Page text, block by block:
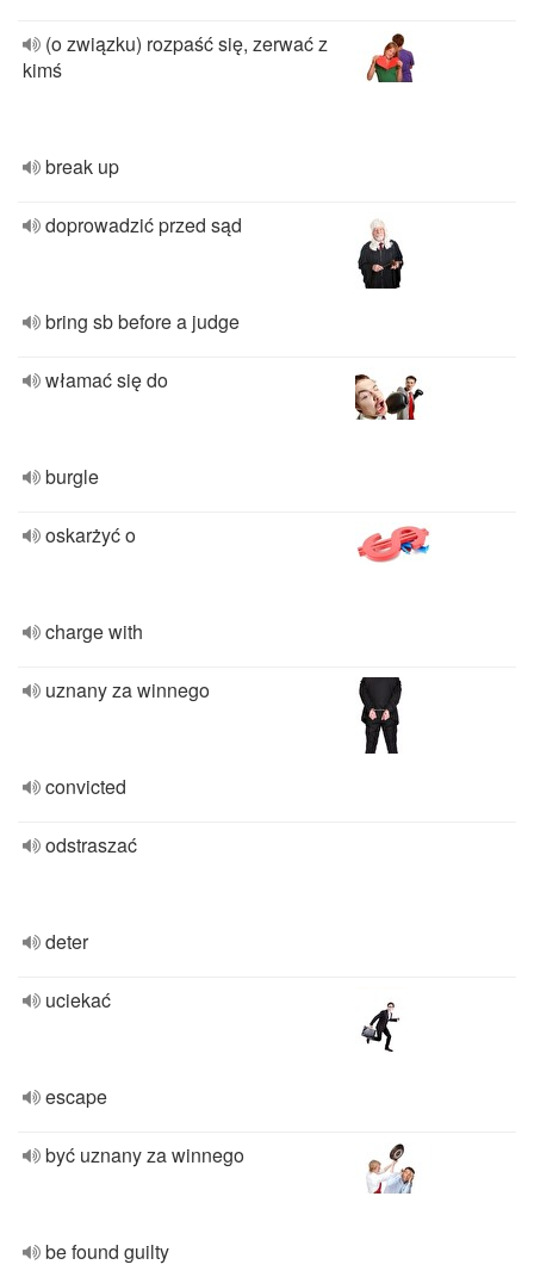
(o związku) rozpaść się, zerwać z
kimś
break up
doprowadzić przed sąd
bring sb before a judge
włamać się do
burgle
oskarżyć o
charge with
uznany za winnego
convicted
odstraszać
deter
uciekać
escape
być uznany za winnego
be found guilty